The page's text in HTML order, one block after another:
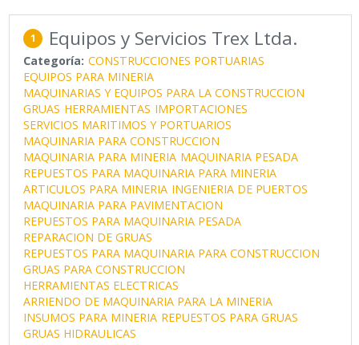
1 Equipos y Servicios Trex Ltda.
Categoría: CONSTRUCCIONES PORTUARIAS
EQUIPOS PARA MINERIA
MAQUINARIAS Y EQUIPOS PARA LA CONSTRUCCION
GRUAS HERRAMIENTAS IMPORTACIONES
SERVICIOS MARITIMOS Y PORTUARIOS
MAQUINARIA PARA CONSTRUCCION
MAQUINARIA PARA MINERIA MAQUINARIA PESADA
REPUESTOS PARA MAQUINARIA PARA MINERIA
ARTICULOS PARA MINERIA INGENIERIA DE PUERTOS
MAQUINARIA PARA PAVIMENTACION
REPUESTOS PARA MAQUINARIA PESADA
REPARACION DE GRUAS
REPUESTOS PARA MAQUINARIA PARA CONSTRUCCION
GRUAS PARA CONSTRUCCION
HERRAMIENTAS ELECTRICAS
ARRIENDO DE MAQUINARIA PARA LA MINERIA
INSUMOS PARA MINERIA REPUESTOS PARA GRUAS
GRUAS HIDRAULICAS